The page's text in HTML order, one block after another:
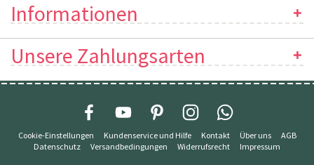
Informationen
Unsere Zahlungsarten
Cookie-Einstellungen Kundenservice und Hilfe Kontakt Über uns
AGB
Datenschutz
Versandbedingungen Widerrufsrecht Impressum